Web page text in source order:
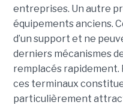
entreprises. Un autre
équipements anciens.
d’un support et ne
derniers mécanismes
remplacés rapidement.
ces terminaux
particulièrement